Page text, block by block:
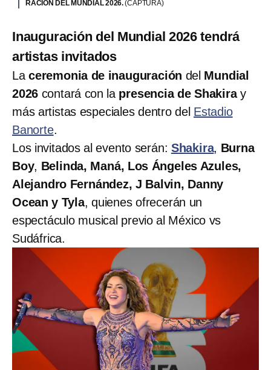
RACIÓN DEL MUNDIAL 2026.(CAPTURA)
Inauguración del Mundial 2026 tendrá
artistas invitados
La ceremonia de inauguración del Mundial
2026 contará con la presencia de Shakiray
más artistas especiales dentro del Estadio
Banorte.
Los invitados al evento serán: Shakira, Burna
Boy, Belinda, Maná, Los Ángeles Azules,
Alejandro Fernández, J Balvin, Danny
Ocean y Tyla, quienes ofrecerán un
espectáculo musical previo al México vs
Sudáfrica.